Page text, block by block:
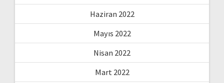
Haziran 2022
Mayıs 2022
Nisan 2022
Mart 2022